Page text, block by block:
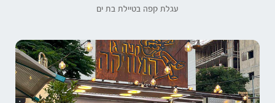
עגלת קפה בטיילת בת ים